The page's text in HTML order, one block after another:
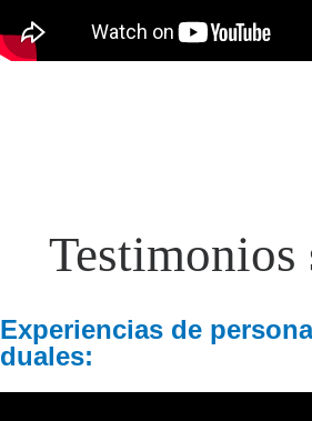
Testimonios
Experiencias de
duales: